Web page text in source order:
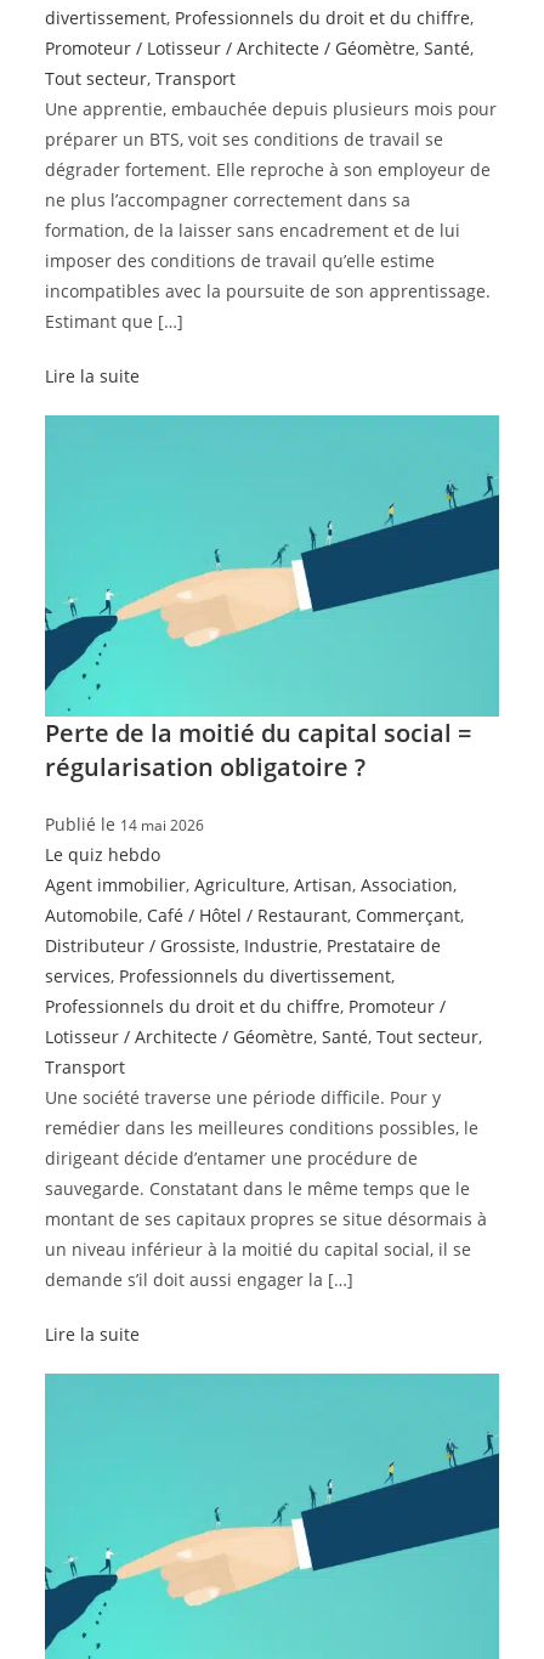
divertissement, Professionnels du droit et du chiffre,
Promoteur / Lotisseur / Architecte / Géomètre,Santé,
Tout secteur,Transport
Une apprentie, embauchée depuis plusieurs mois pour
préparer un BTS, voit ses conditions de travail se
dégrader fortement. Elle reproche à son employeur de
ne plus l’accompagner correctement dans sa
formation, de la laisser sans encadrement et de lui
imposer des conditions de travail qu’elle estime
incompatibles avec la poursuite de son apprentissage.
Estimant que […]
Lire la suite
Perte de la moitié du capital social =
régularisation obligatoire ?
Publié le 14 mai 2026
Le quiz hebdo
Agent immobilier,Agriculture,Artisan,Association,
Automobile, Café / Hôtel / Restaurant, Commerçant,
Distributeur / Grossiste, Industrie, Prestataire de
services, Professionnels du divertissement,
Professionnels du droit et du chiffre, Promoteur /
Lotisseur / Architecte / Géomètre,Santé,Tout secteur,
Transport
Une société traverse une période difficile. Pour y
remédier dans les meilleures conditions possibles, le
dirigeant décide d’entamer une procédure de
sauvegarde. Constatant dans le même temps que le
montant de ses capitaux propres se situe désormais à
un niveau inférieur à la moitié du capital social, il se
demande s’il doit aussi engager la […]
Lire la suite